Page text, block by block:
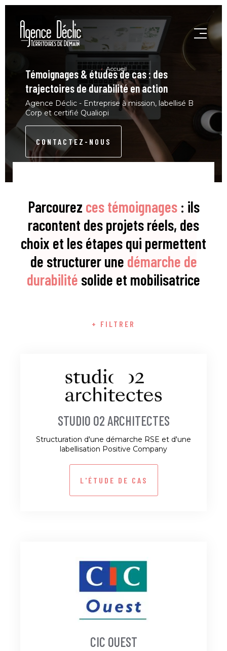
Accueil
Témoignages & études de cas : des
trajectoires de durabilité en action
Agence Déclic - Entreprise à mission, labellisé B
Corp et certifié Qualiopi
CONTACTEZ-NOUS
Parcourez ces témoignages: ils
racontent des projets réels, des
choix et les étapes qui permettent
de structurer une démarche de
durabilité solide et mobilisatrice
+ FILTRER
STUDIO 02 ARCHITECTES
Structuration d'une démarche RSE et d'une
labellisation Positive Company
L'ÉTUDE DE CAS
CIC OUEST